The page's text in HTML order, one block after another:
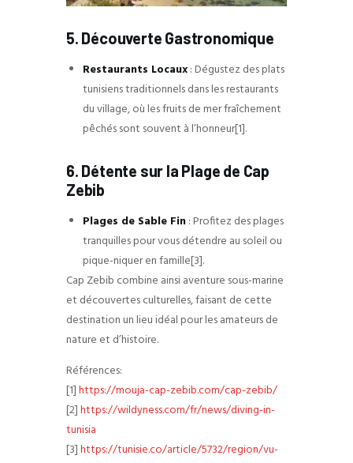
5. Découverte Gastronomique
Restaurants Locaux: Dégustez des plats
tunisiens traditionnels dans les restaurants
du village, où les fruits de mer fraîchement
pêchés sont souvent à l’honneur[1].
6. Détente sur la Plage de Cap
Zebib
Plages de Sable Fin: Profitez des plages
tranquilles pour vous détendre au soleil ou
pique-niquer en famille[3].
Cap Zebib combine ainsi aventure sous-marine
et découvertes culturelles, faisant de cette
destination un lieu idéal pour les amateurs de
nature et d’histoire.
Références:
[1]https://mouja-cap-zebib.com/cap-zebib/
[2]https://wildyness.com/fr/news/diving-in-
tunisia
[3]https://tunisie.co/article/5732/region/vu-